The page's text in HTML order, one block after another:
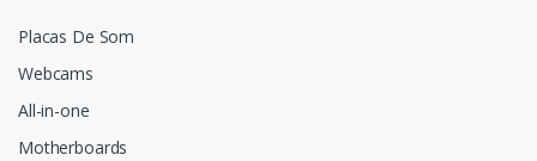
Placas De Som
Webcams
All-in-one
Motherboards